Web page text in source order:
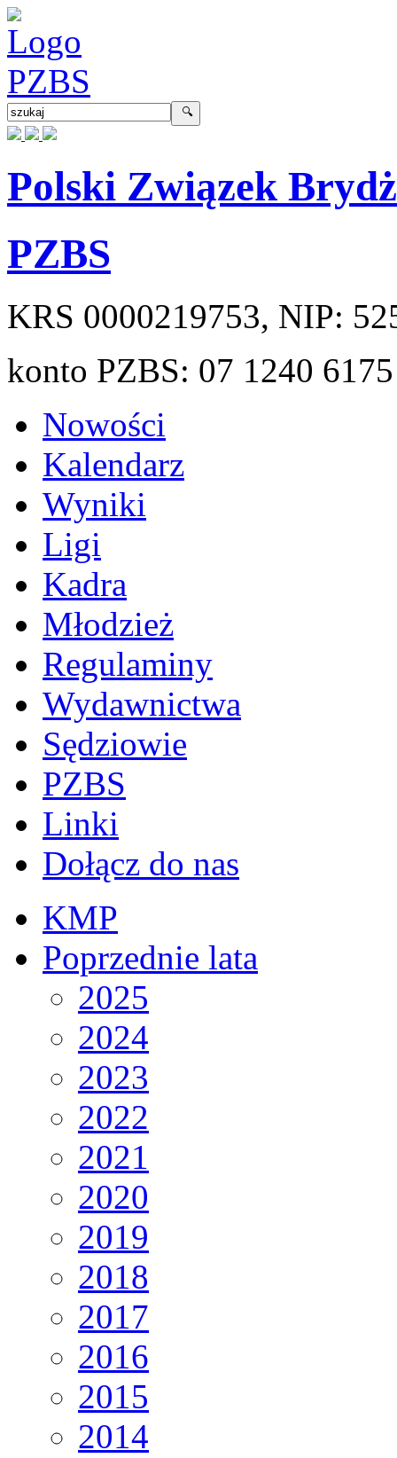
Polski Związek
PZBS
KRS 0000219753, NIP:
konto PZBS: 07 1240
Nowości
Kalendarz
Wyniki
Ligi
Kadra
Młodzież
Regulaminy
Wydawnictwa
Sędziowie
PZBS
Linki
Dołącz do nas
KMP
Poprzednie lata
2025
2024
2023
2022
2021
2020
2019
2018
2017
2016
2015
2014